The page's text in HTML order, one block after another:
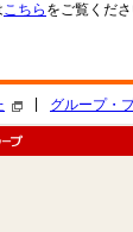
こちら をご覧くださ
グループ・